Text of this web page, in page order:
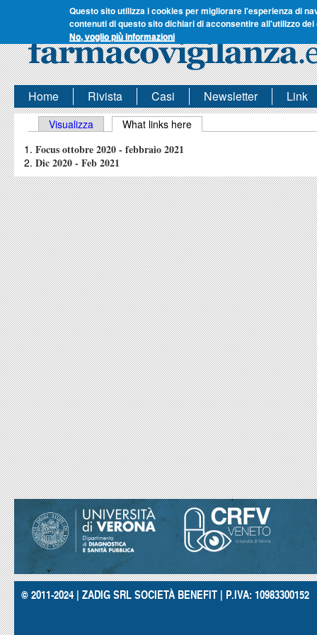
Questo sito utilizza i cookies per migliorare l'esperienza di
contenuti di questo sito dichiari di acconsentire all'utilizzo dei
No, voglio più informazioni
Home Rivista Casi Newsletter Link
Schede primarie
Visualizza What links here
Focus ottobre 2020 - febbraio 2021
Dic 2020 - Feb 2021
© 2011-2024 | ZADIG SRL SOCIETÀ BENEFIT | P.IVA: 10983300152